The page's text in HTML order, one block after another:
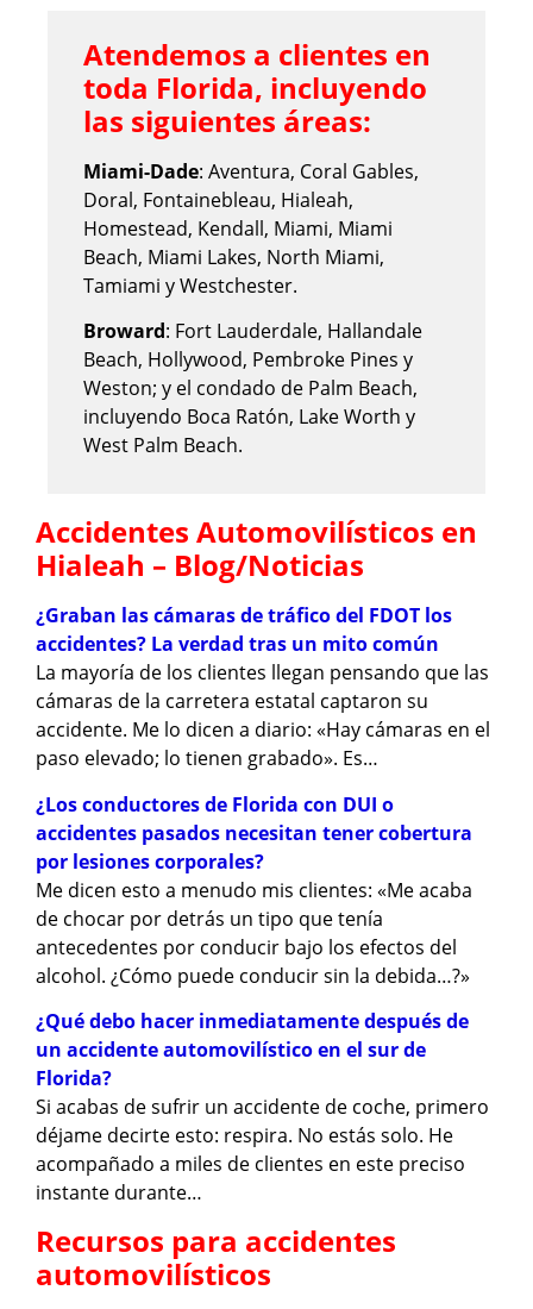
Atendemos a clientes en
toda Florida, incluyendo
las siguientes áreas:
Miami-Dade: Aventura, Coral Gables,
Doral, Fontainebleau, Hialeah,
Homestead, Kendall, Miami, Miami
Beach, Miami Lakes, North Miami,
Tamiami y Westchester.
Broward: Fort Lauderdale, Hallandale
Beach, Hollywood, Pembroke Pines y
Weston; y el condado de Palm Beach,
incluyendo Boca Ratón, Lake Worth y
West Palm Beach.
Accidentes Automovilísticos en
Hialeah – Blog/Noticias
¿Graban las cámaras de tráfico del FDOT los
accidentes? La verdad tras un mito común
La mayoría de los clientes llegan pensando que las
cámaras de la carretera estatal captaron su
accidente. Me lo dicen a diario: «Hay cámaras en el
paso elevado; lo tienen grabado». Es…
¿Los conductores de Florida con DUI o
accidentes pasados ​​necesitan tener cobertura
por lesiones corporales?
Me dicen esto a menudo mis clientes: «Me acaba
de chocar por detrás un tipo que tenía
antecedentes por conducir bajo los efectos del
alcohol. ¿Cómo puede conducir sin la debida…?»
¿Qué debo hacer inmediatamente después de
un accidente automovilístico en el sur de
Florida?
Si acabas de sufrir un accidente de coche, primero
déjame decirte esto: respira. No estás solo. He
acompañado a miles de clientes en este preciso
instante durante…
Recursos para accidentes
automovilísticos